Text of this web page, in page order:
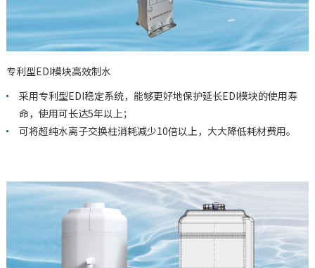
专利型EDI模块高效制水
采用专利型EDI稳定系统，能够更好地保护延长EDI模块的使用寿
命，使用可长达5年以上；
可将超纯水离子交换柱消耗减少10倍以上，大大降低耗材费用。